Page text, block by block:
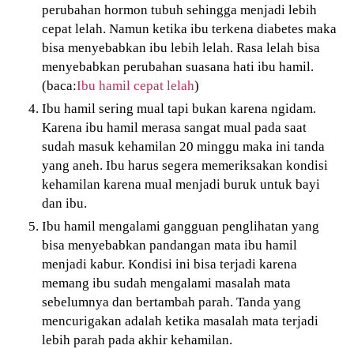
perubahan hormon tubuh sehingga menjadi lebih
cepat lelah. Namun ketika ibu terkena diabetes maka
bisa menyebabkan ibu lebih lelah. Rasa lelah bisa
menyebabkan perubahan suasana hati ibu hamil.
(baca:Ibu hamil cepat lelah)
Ibu hamil sering mual tapi bukan karena ngidam.
Karena ibu hamil merasa sangat mual pada saat
sudah masuk kehamilan 20 minggu maka ini tanda
yang aneh. Ibu harus segera memeriksakan kondisi
kehamilan karena mual menjadi buruk untuk bayi
dan ibu.
Ibu hamil mengalami gangguan penglihatan yang
bisa menyebabkan pandangan mata ibu hamil
menjadi kabur. Kondisi ini bisa terjadi karena
memang ibu sudah mengalami masalah mata
sebelumnya dan bertambah parah. Tanda yang
mencurigakan adalah ketika masalah mata terjadi
lebih parah pada akhir kehamilan.